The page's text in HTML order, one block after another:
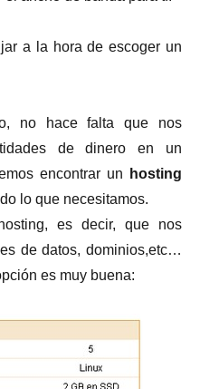
a la hora de escoger un
no hace falta que nos
de dinero en un
encontrar un
hosting
lo que necesitamos.
es decir, que nos
de datos, dominios,etc…
es muy buena: